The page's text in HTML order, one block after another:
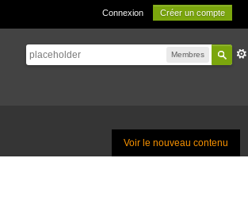
Connexion Créer un compte
Membres
Voir le nouveau contenu